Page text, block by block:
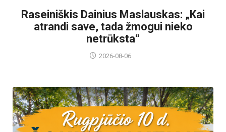
Raseiniškis Dainius Maslauskas: „Kai
atrandi save, tada žmogui nieko
netrūksta“
2026-08-06